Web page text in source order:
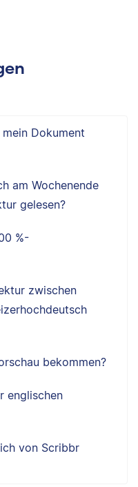
Dokument
am Wochenende
gelesen?
%-
zwischen
bekommen?
englischen
von Scribbr